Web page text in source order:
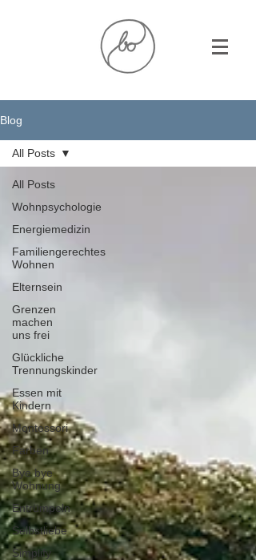
Blog
All Posts
Wohnpsychologie
Energiemedizin
Familiengerechtes
Wohnen
Elternsein
Grenzen
machen
uns frei
Glückliche
Trennungskinder
Essen mit
Kindern
Montessori
Farben
Bye bye
Wohnung
Entrümpeln
Selbstliebe
Simplify
All Posts